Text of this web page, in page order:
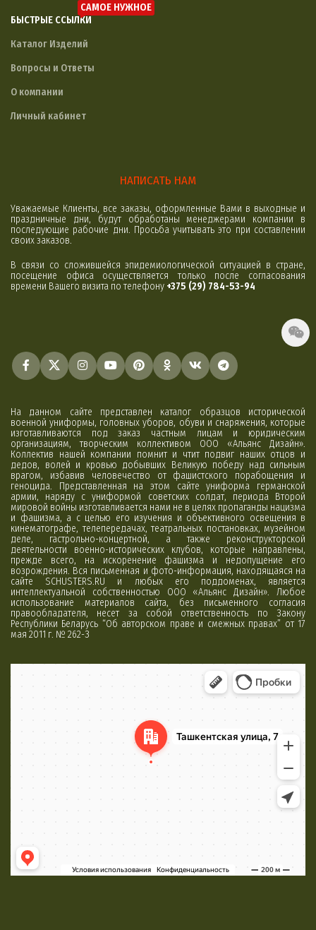
БЫСТРЫЕ ССЫЛКИ
САМОЕ НУЖНОЕ
Каталог Изделий
Вопросы и Ответы
О компании
Личный кабинет
НАПИСАТЬ НАМ
Уважаемые Клиенты, все заказы, оформленные Вами в выходные и
праздничные дни, будут обработаны менеджерами компании в
последующие рабочие дни. Просьба учитывать это при составлении
своих заказов.
В связи со сложившейся эпидемиологической ситуацией в стране,
посещение офиса осуществляется только после согласования
времени Вашего визита по телефону +375 (29) 784-53-94
На данном сайте представлен каталог образцов исторической
военной униформы, головных уборов, обуви и снаряжения, которые
изготавливаются под заказ частным лицам и юридическим
организациям, творческим коллективом ООО «Альянс Дизайн».
Коллектив нашей компании помнит и чтит подвиг наших отцов и
дедов, волей и кровью добывших Великую победу над сильным
врагом, избавив человечество от фашистского порабощения и
геноцида. Представленная на этом сайте униформа германской
армии, наряду с униформой советских солдат, периода Второй
мировой войны изготавливается нами не в целях пропаганды нацизма
и фашизма, а с целью его изучения и объективного освещения в
кинематографе, телепередачах, театральных постановках, музейном
деле, гастрольно-концертной, а также реконструкторской
деятельности военно-исторических клубов, которые направлены,
прежде всего, на искоренение фашизма и недопущение его
возрождения. Вся письменная и фото-информация, находящаяся на
сайте SCHUSTERS.RU и любых его поддоменах, является
интеллектуальной собственностью ООО «Альянс Дизайн». Любое
использование материалов сайта, без письменного согласия
правообладателя, несет за собой ответственность по Закону
Республики Беларусь “Об авторском праве и смежных правах” от 17
мая 2011 г. № 262-З